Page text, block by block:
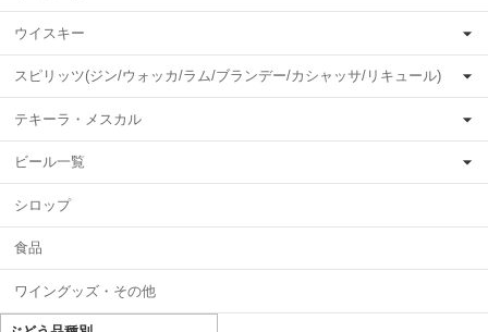
ウイスキー
スピリッツ(ジン/ウォッカ/ラム/ブランデー/カシャッサ/リキュール)
テキーラ・メスカル
ビール一覧
シロップ
食品
ワイングッズ・その他